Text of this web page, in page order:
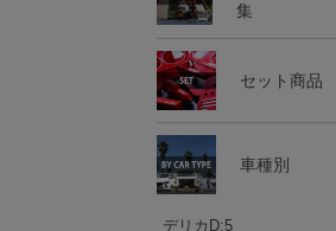
集
セット商品
車種別
デリカD:5